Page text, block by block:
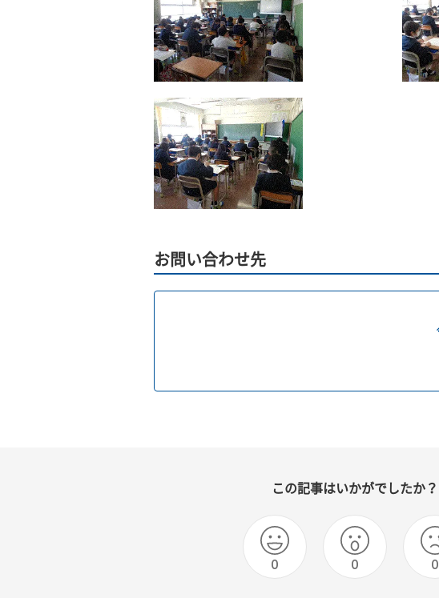
お問い合わせ先
この記事はいかがでしたか？
0 0 0